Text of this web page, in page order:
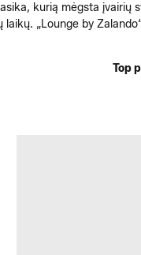
kurią mėgsta
laikų. „Lounge by
Top